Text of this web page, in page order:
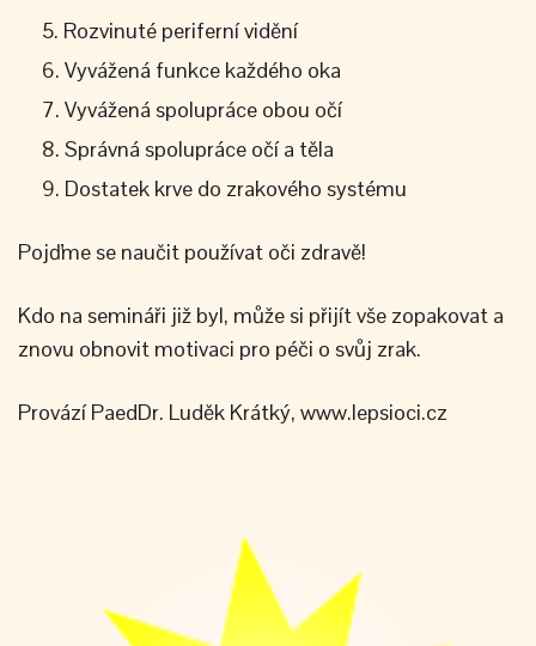
Rozvinuté periferní vidění
Vyvážená funkce každého oka
Vyvážená spolupráce obou očí
Správná spolupráce očí a těla
Dostatek krve do zrakového systému
Pojďme se naučit používat oči zdravě!
Kdo na semináři již byl, může si přijít vše zopakovat a
znovu obnovit motivaci pro péči o svůj zrak.
Provází PaedDr. Luděk Krátký, www.lepsioci.cz